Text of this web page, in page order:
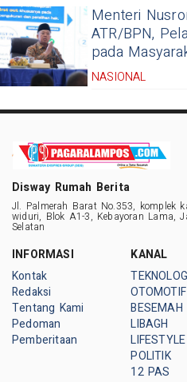
Menteri
ATR/BPN,
pada
NASIONAL
Disway Rumah Berita
Jl. Palmerah Barat No.353, komplek
widuri, Blok A1-3, Kebayoran Lama,
Selatan
INFORMASI
Kontak
Redaksi
Tentang Kami
Pedoman
Pemberitaan
KANAL
OTOMOTIF
BESEMAH
LIBAGH
LIFESTYLE
POLITIK
12 PAS